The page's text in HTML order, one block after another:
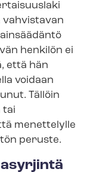
vahvistavan
henkilön ei
että hän
voidaan
Tällöin
tai
menettelylle
peruste.